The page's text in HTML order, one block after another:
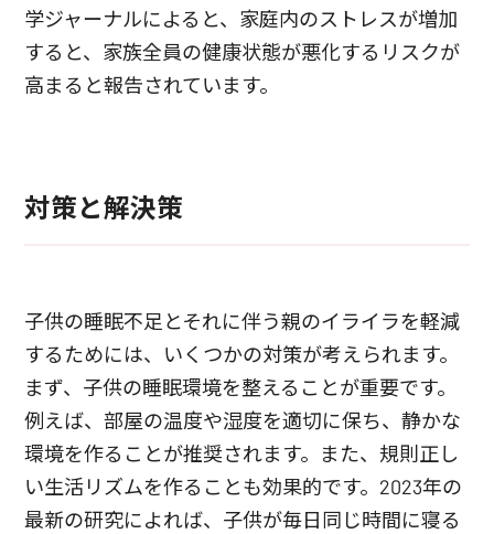
学ジャーナルによると、家庭内のストレスが増加
すると、家族全員の健康状態が悪化するリスクが
高まると報告されています。
対策と解決策
子供の睡眠不足とそれに伴う親のイライラを軽減
するためには、いくつかの対策が考えられます。
まず、子供の睡眠環境を整えることが重要です。
例えば、部屋の温度や湿度を適切に保ち、静かな
環境を作ることが推奨されます。また、規則正し
い生活リズムを作ることも効果的です。2023年の
最新の研究によれば、子供が毎日同じ時間に寝る